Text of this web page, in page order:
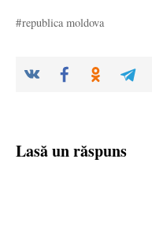
republica moldova
Lasă un răspuns